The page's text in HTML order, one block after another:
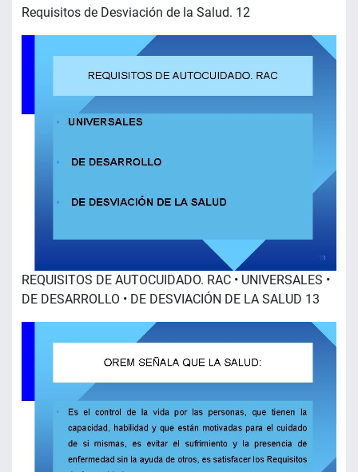
Requisitos de Desviación de la Salud. 12
REQUISITOS DE AUTOCUIDADO. RAC • UNIVERSALES •
DE DESARROLLO • DE DESVIACIÓN DE LA SALUD 13